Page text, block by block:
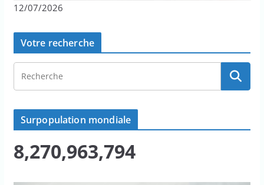
12/07/2026
Votre recherche
Surpopulation mondiale
8,270,963,794